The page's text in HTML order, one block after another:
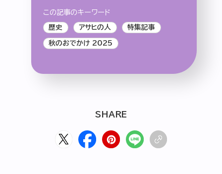
みんなで乾杯 アサヒのひと図鑑
特別なおやつ時間 エノテカ ノンアル
スマホ写真
この記事のキーワード
歴史 アサヒの人 特集記事
秋のおでかけ 2025
SHARE